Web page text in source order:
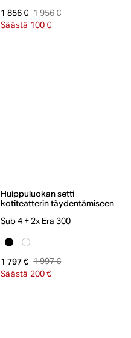
1 856 € 1 956 €
Säästä 100 €
Huippuluokan setti
kotiteatterin täydentämiseen
Sub 4 + 2x Era 300
1 797 € 1 997 €
Säästä 200 €